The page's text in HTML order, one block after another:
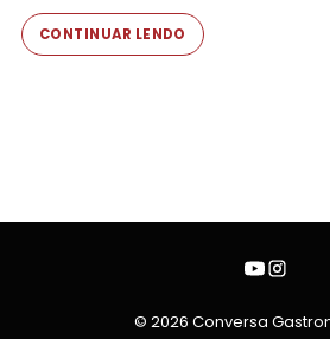
CONTINUAR LENDO
© 2026 Conversa